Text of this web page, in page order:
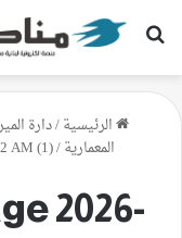
بحث عن
الرئيسية/دارة
المعمارية/
AM (1)
2026-